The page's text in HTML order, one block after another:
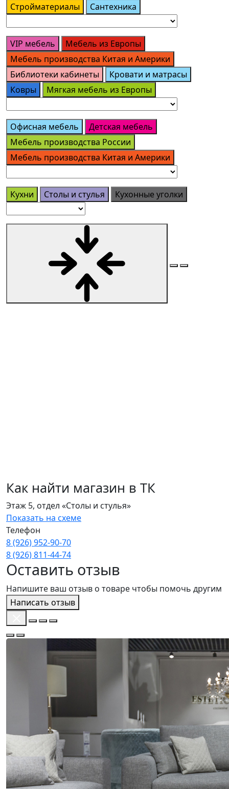
Стройматериалы
Сантехника
VIP мебель
Мебель из Европы
Мебель производства Китая и Америки
Библиотеки кабинеты
Кровати и матрасы
Ковры
Мягкая мебель из Европы
Офисная мебель
Детская мебель
Мебель производства России
Мебель производства Китая и Америки
Кухни Столы и стулья Кухонные уголки
Как найти магазин в ТК
Этаж 5, отдел «Столы и стулья»
Показать на схеме
Телефон
8 (926) 952‑90‑70
8 (926) 811‑44‑74
Оставить отзыв
Напишите ваш отзыв о товаре чтобы помочь другим
Написать отзыв